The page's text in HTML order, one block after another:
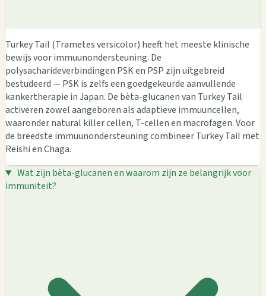
Turkey Tail (Trametes versicolor) heeft het meeste klinische
bewijs voor immuunondersteuning. De
polysacharideverbindingen PSK en PSP zijn uitgebreid
bestudeerd — PSK is zelfs een goedgekeurde aanvullende
kankertherapie in Japan. De bèta-glucanen van Turkey Tail
activeren zowel aangeboren als adaptieve immuuncellen,
waaronder natural killer cellen, T-cellen en macrofagen. Voor
de breedste immuunondersteuning combineer Turkey Tail met
Reishi en Chaga.
Wat zijn bèta-glucanen en waarom zijn ze belangrijk voor
immuniteit?